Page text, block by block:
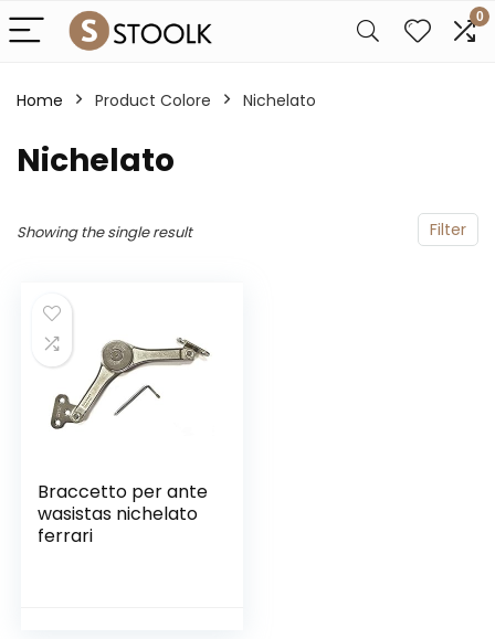
0
Home Product Colore ‎Nichelato
‎Nichelato
Filter
Showing the single result
Braccetto per ante
wasistas nichelato
ferrari